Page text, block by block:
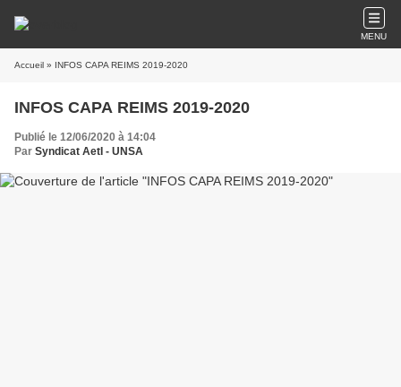
MENU
Accueil » INFOS CAPA REIMS 2019-2020
INFOS CAPA REIMS 2019-2020
Publié le 12/06/2020 à 14:04
Par Syndicat AetI - UNSA